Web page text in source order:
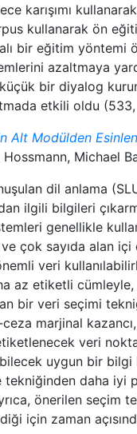
karışımı
kullanarak ön
bir eğitim yöntemi
azaltmaya
bir diyalog
etkili oldu (533,
Alt Modülden
Michael
dil anlama
ilgili bilgileri
genellikle
çok sayıda alan
veri
az etiketli cümleyle,
bir veri seçimi
marjinal kazancı,
veri
uygun bir bilgi
daha iyi
önerilen seçim
için zaman